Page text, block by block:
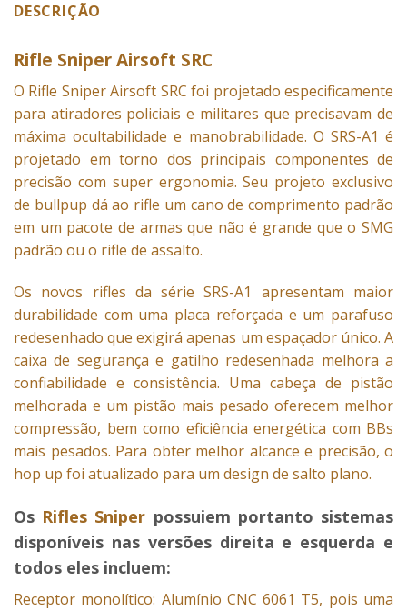
DESCRIÇÃO
Rifle Sniper Airsoft SRC
O Rifle Sniper Airsoft SRC foi projetado especificamente
para atiradores policiais e militares que precisavam de
máxima ocultabilidade e manobrabilidade. O SRS-A1 é
projetado em torno dos principais componentes de
precisão com super ergonomia. Seu projeto exclusivo
de bullpup dá ao rifle um cano de comprimento padrão
em um pacote de armas que não é grande que o SMG
padrão ou o rifle de assalto.
Os novos rifles da série SRS-A1 apresentam maior
durabilidade com uma placa reforçada e um parafuso
redesenhado que exigirá apenas um espaçador único. A
caixa de segurança e gatilho redesenhada melhora a
confiabilidade e consistência. Uma cabeça de pistão
melhorada e um pistão mais pesado oferecem melhor
compressão, bem como eficiência energética com BBs
mais pesados. Para obter melhor alcance e precisão, o
hop up foi atualizado para um design de salto plano.
Os Rifles Sniper possuiem portanto sistemas
disponíveis nas versões direita e esquerda e
todos eles incluem:
Receptor monolítico: Alumínio CNC 6061 T5, pois uma